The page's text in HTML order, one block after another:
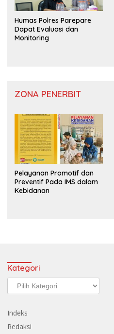
Humas Polres Parepare
Dapat Evaluasi dan
Monitoring
ZONA PENERBIT
Pelayanan Promotif dan
Preventif Pada IMS dalam
Kebidanan
Kategori
Kategori
Indeks
Redaksi